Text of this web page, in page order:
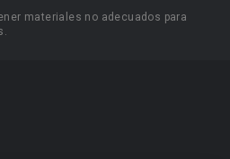
materiales no adecuados para